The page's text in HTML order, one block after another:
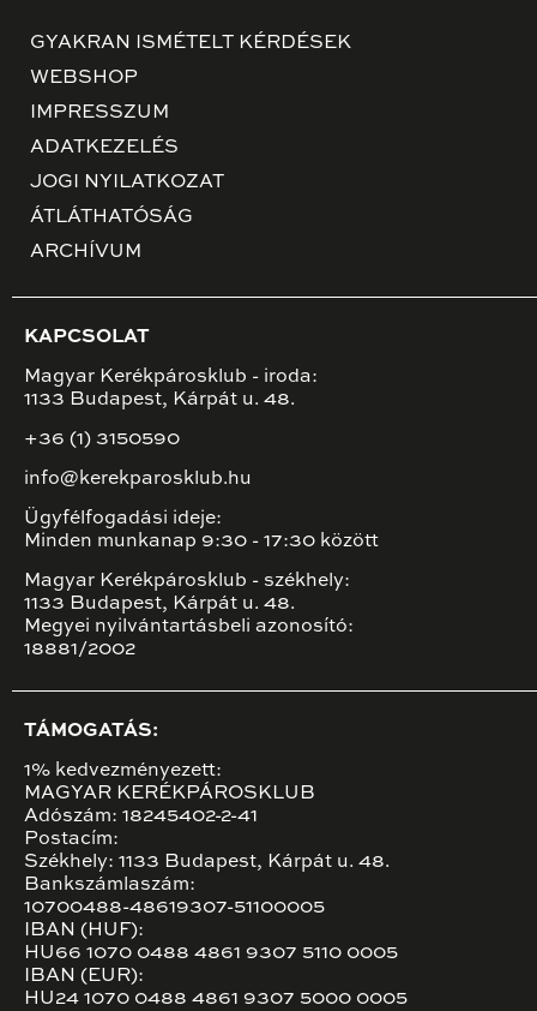
GYAKRAN ISMÉTELT KÉRDÉSEK
WEBSHOP
IMPRESSZUM
ADATKEZELÉS
JOGI NYILATKOZAT
ÁTLÁTHATÓSÁG
ARCHÍVUM
KAPCSOLAT
Magyar Kerékpárosklub - iroda:
1133 Budapest, Kárpát u. 48.
+36 (1) 3150590
info@kerekparosklub.hu
Ügyfélfogadási ideje:
Minden munkanap 9:30 - 17:30 között
Magyar Kerékpárosklub - székhely:
1133 Budapest, Kárpát u. 48.
Megyei nyilvántartásbeli azonosító:
18881/2002
TÁMOGATÁS:
1% kedvezményezett:
MAGYAR KERÉKPÁROSKLUB
Adószám: 18245402-2-41
Postacím:
Székhely: 1133 Budapest, Kárpát u. 48.
Bankszámlaszám:
10700488-48619307-51100005
IBAN (HUF):
HU66 1070 0488 4861 9307 5110 0005
IBAN (EUR):
HU24 1070 0488 4861 9307 5000 0005